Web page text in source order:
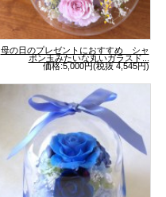
母の日のプレゼントにおすすめ シャ
ボン玉みたいな丸いガラスド...
価格:5,000円(税抜 4,545円)